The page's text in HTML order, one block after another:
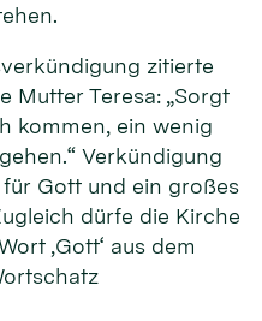
zitierte
Mutter Teresa: „Sorgt
kommen, ein wenig
Verkündigung
Gott und ein großes
dürfe die Kirche
‚Gott‘ aus dem